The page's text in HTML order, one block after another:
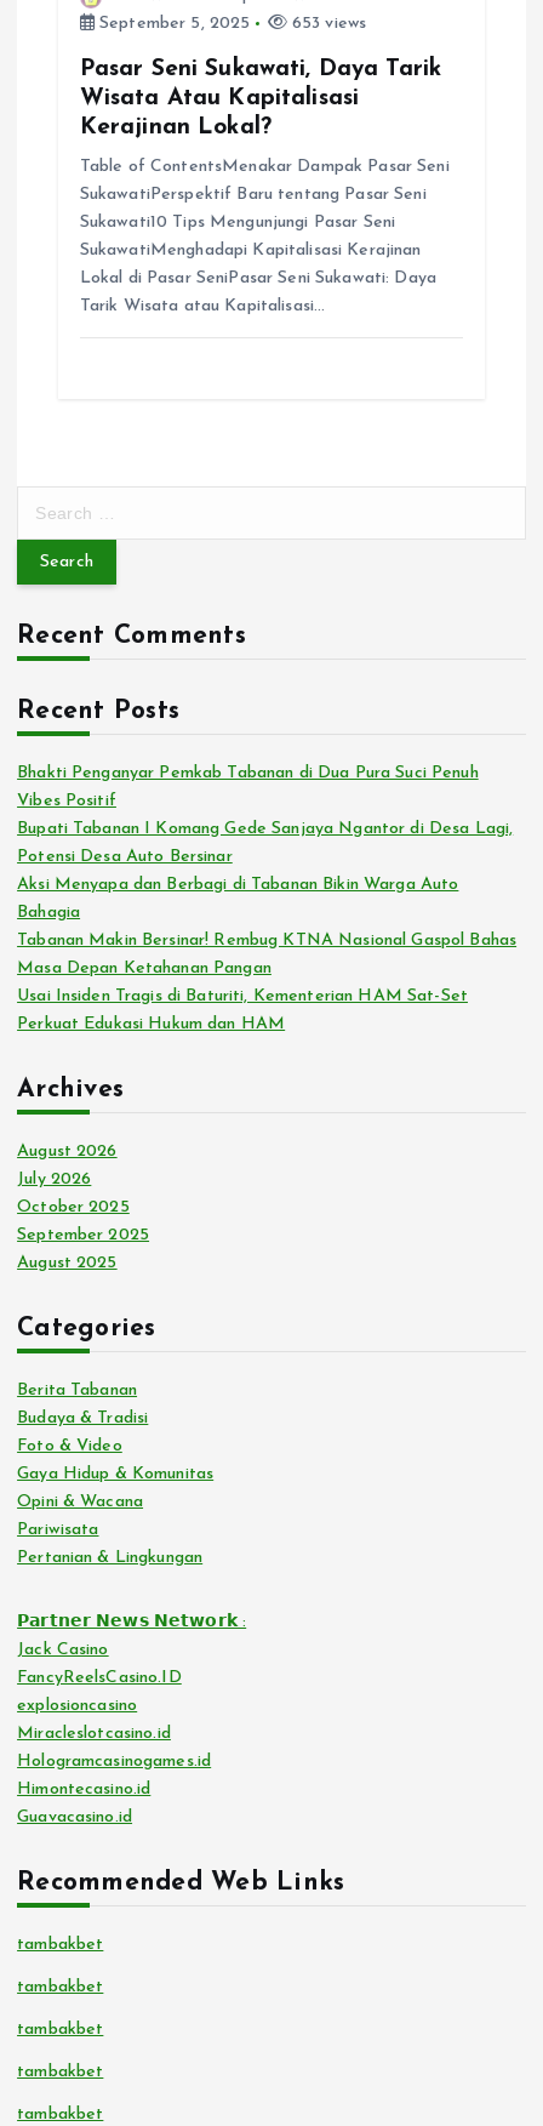
September 5, 2025
653 views
Pasar Seni Sukawati, Daya Tarik
Wisata Atau Kapitalisasi
Kerajinan Lokal?
Table of ContentsMenakar Dampak Pasar Seni
SukawatiPerspektif Baru tentang Pasar Seni
Sukawati10 Tips Mengunjungi Pasar Seni
SukawatiMenghadapi Kapitalisasi Kerajinan
Lokal di Pasar SeniPasar Seni Sukawati: Daya
Tarik Wisata atau Kapitalisasi…
r
h
f
o
r
Recent Comments
Recent Posts
Bhakti Penganyar Pemkab Tabanan di Dua Pura Suci Penuh
Vibes Positif
Bupati Tabanan I Komang Gede Sanjaya Ngantor di Desa Lagi,
Potensi Desa Auto Bersinar
Aksi Menyapa dan Berbagi di Tabanan Bikin Warga Auto
Bahagia
Tabanan Makin Bersinar! Rembug KTNA Nasional Gaspol Bahas
Masa Depan Ketahanan Pangan
Usai Insiden Tragis di Baturiti, Kementerian HAM Sat-Set
Perkuat Edukasi Hukum dan HAM
Archives
August 2026
July 2026
October 2025
September 2025
August 2025
Categories
Berita Tabanan
Budaya & Tradisi
Foto & Video
Gaya Hidup & Komunitas
Opini & Wacana
Pariwisata
Pertanian & Lingkungan
𝗣𝗮𝗿𝘁𝗻𝗲𝗿 𝗡𝗲𝘄𝘀 𝗡𝗲𝘁𝘄𝗼𝗿𝗸 :
Jack Casino
FancyReelsCasino.ID
explosioncasino
Miracleslotcasino.id
Hologramcasinogames.id
Himontecasino.id
Guavacasino.id
Recommended Web Links
tambakbet
tambakbet
tambakbet
tambakbet
tambakbet